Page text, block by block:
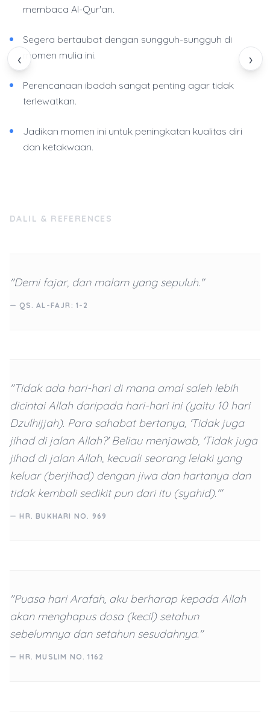
‹ ›
membaca Al-Qur'an.
Segera bertaubat dengan sungguh-sungguh di
momen mulia ini.
Perencanaan ibadah sangat penting agar tidak
terlewatkan.
Jadikan momen ini untuk peningkatan kualitas diri
dan ketakwaan.
DALIL & REFERENCES
"Demi fajar, dan malam yang sepuluh."
— QS. AL-FAJR: 1-2
"Tidak ada hari-hari di mana amal saleh lebih
dicintai Allah daripada hari-hari ini (yaitu 10 hari
Dzulhijjah). Para sahabat bertanya, 'Tidak juga
jihad di jalan Allah?' Beliau menjawab, 'Tidak juga
jihad di jalan Allah, kecuali seorang lelaki yang
keluar (berjihad) dengan jiwa dan hartanya dan
tidak kembali sedikit pun dari itu (syahid).'"
— HR. BUKHARI NO. 969
"Puasa hari Arafah, aku berharap kepada Allah
akan menghapus dosa (kecil) setahun
sebelumnya dan setahun sesudahnya."
— HR. MUSLIM NO. 1162